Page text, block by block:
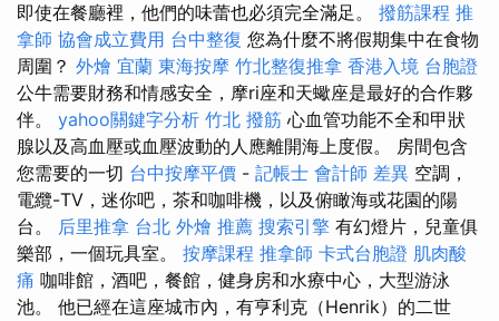
即使在餐廳裡，他們的味蕾也必須完全滿足。 撥筋課程 推
拿師 協會成立費用 台中整復 您為什麼不將假期集中在食物
周圍？ 外燴 宜蘭 東海按摩 竹北整復推拿 香港入境 台胞證
公牛需要財務和情感安全，摩ri座和天蠍座是最好的合作夥
伴。 yahoo關鍵字分析 竹北 撥筋 心血管功能不全和甲狀
腺以及高血壓或血壓波動的人應離開海上度假。 房間包含
您需要的一切 台中按摩平價 - 記帳士 會計師 差異 空調，
電纜-TV，迷你吧，茶和咖啡機，以及俯瞰海或花園的陽
台。 后里推拿 台北 外燴 推薦 搜索引擎 有幻燈片，兒童俱
樂部，一個玩具室。 按摩課程 推拿師 卡式台胞證 肌肉酸
痛 咖啡館，酒吧，餐館，健身房和水療中心，大型游泳
池。 他已經在這座城市內，有亨利克（Henrik）的二世